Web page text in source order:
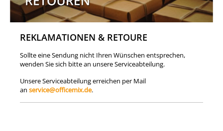
REKLAMATIONEN & RETOURE
Sollte eine Sendung nicht Ihren Wünschen entsprechen,
wenden Sie sich bitte an unsere Serviceabteilung.
Unsere Serviceabteilung erreichen per Mail
an service@officemix.de.